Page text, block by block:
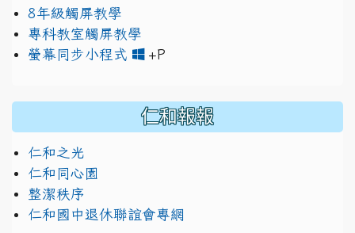
8年級觸屏教學
專科教室觸屏教學
螢幕同步小程式
+P
仁和報報
仁和之光
仁和同心園
整潔秩序
仁和國中退休聯誼會專網